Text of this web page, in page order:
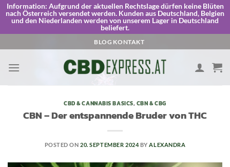
Information: Aufgrund der aktuellen Rechtslage dürfen keine Blüten
nach Österreich versendet werden. Kunden aus Deutschland, Belgien
und den Niederlanden werden von unserem Lager in Deutschland
beliefert.
to
content
BLOG KONTAKT
CBD & CANNABIS BASICS,CBN & CBG
CBN – Der entspannende Bruder von THC
POSTED ON20. SEPTEMBER 2024 BY ALEXANDRA